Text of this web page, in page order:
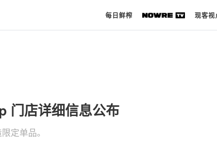
每日鲜榨 现客视
门店详细信息公布
定单品。